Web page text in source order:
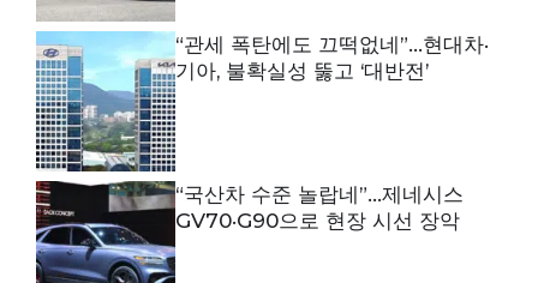
“관세 폭탄에도 끄떡없네”…현대차·
기아, 불확실성 뚫고 ‘대반전’
“국산차 수준 놀랍네”…제네시스
GV70·G90으로 현장 시선 장악